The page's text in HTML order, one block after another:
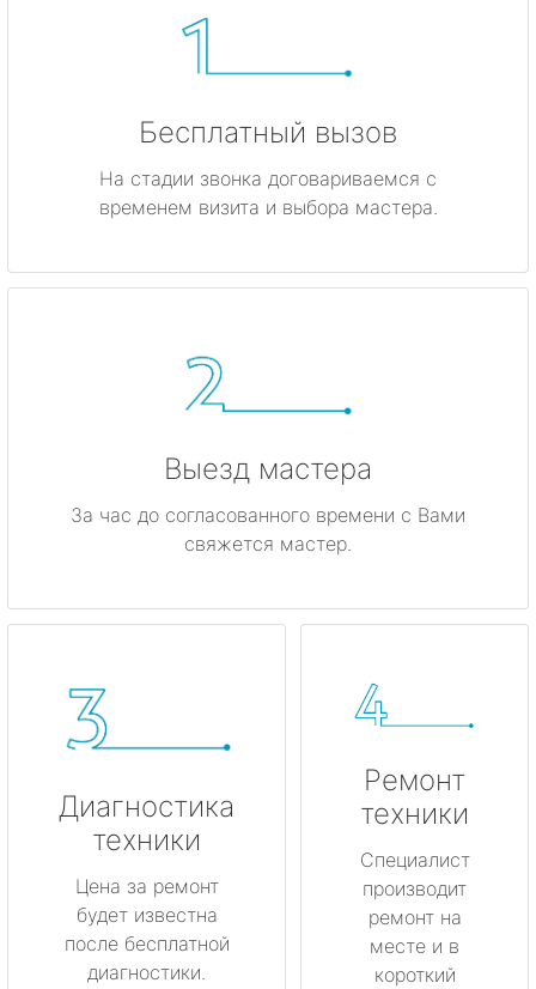
Бесплатный вызов
На стадии звонка договариваемся с
временем визита и выбора мастера.
Выезд мастера
За час до согласованного времени с Вами
свяжется мастер.
Диагностика
техники
Цена за ремонт
будет известна
после бесплатной
диагностики.
Ремонт
техники
Специалист
производит
ремонт на
месте и в
короткий